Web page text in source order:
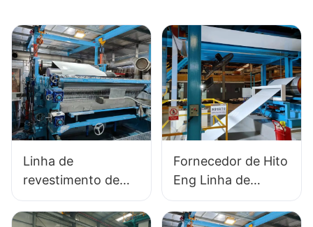
pó de metal
Linha de
revestimento de
cores para
fornecedor de
Fornecedor de Hito
Eng Linha de
produção de
revestimento de